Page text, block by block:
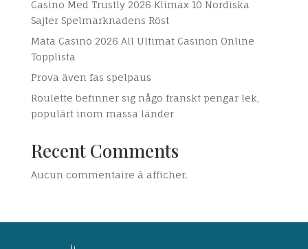
Casino Med Trustly 2026 Klimax 10 Nordiska
Sajter Spelmarknadens Röst
Mäta Casino 2026 All Ultimat Casinon Online
Topplista
Prova även fas spelpaus
Roulette befinner sig någo franskt pengar lek,
populärt inom massa länder
Recent Comments
Aucun commentaire à afficher.